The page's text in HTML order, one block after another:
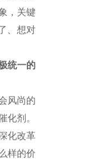
，关键
、想对
统一的
风尚的
化剂。
化改革
样的价